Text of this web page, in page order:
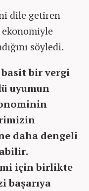
dile getiren
ekonomiyle
söyledi.
bir vergi
uyumun
daha dengeli
için birlikte
başarıya